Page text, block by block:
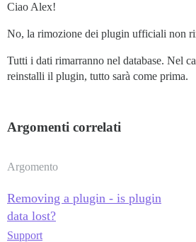
Ciao Alex!
No, la rimozione dei plugin ufficiali non
Tutti i dati rimarranno nel database. Nel
reinstalli il plugin, tutto sarà come prima.
Argomenti correlati
Argomento
Removing a plugin - is plugin
data lost?
Support